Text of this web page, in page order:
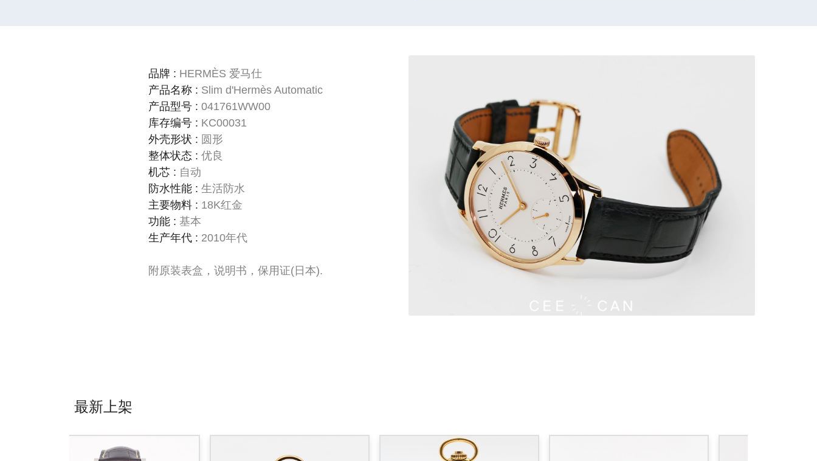
品牌 : HERMÈS 爱马仕
产品名称: Slim d'Hermès Automatic
产品型号: 041761WW00
库存编号: KC00031
外壳形状 : 圆形
整体状态 : 优良
机芯: 自动
防水性能: 生活防水
主要物料: 18K红金
功能: 基本
生产年代: 2010年代
附原装表盒，说明书，保用证(日本).
最新上架